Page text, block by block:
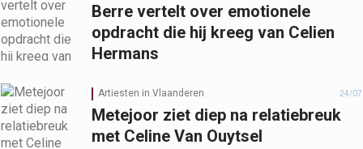
Berre vertelt over emotionele
opdracht die hij kreeg van Celien
Hermans
Artiesten in Vlaanderen 24/07
Metejoor ziet diep na relatiebreuk
met Celine Van Ouytsel